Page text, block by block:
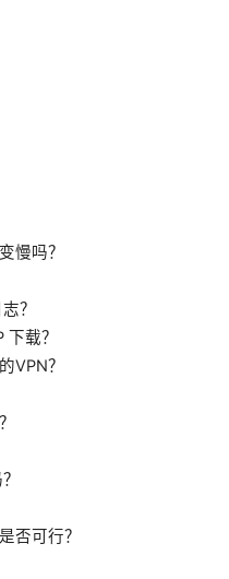
慢吗？
？
载？
VPN？
否可行？